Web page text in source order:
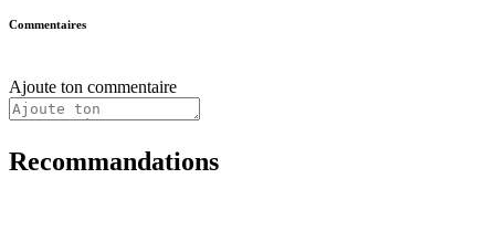
Commentaires
Ajoute ton commentaire
Recommandations